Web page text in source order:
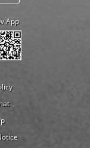
App